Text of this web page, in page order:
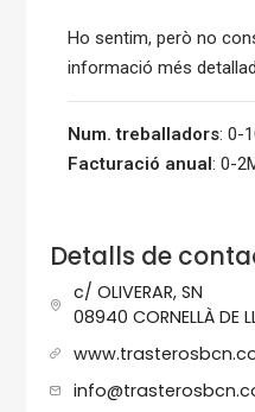
Ho sentim, però no
informació més
Num. treballadors: 0-
Facturació anual: 0-
Detalls de
c/ OLIVERAR, SN
08940 CORNELLÀ DE